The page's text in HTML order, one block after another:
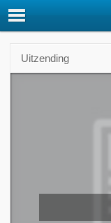
Uitzending